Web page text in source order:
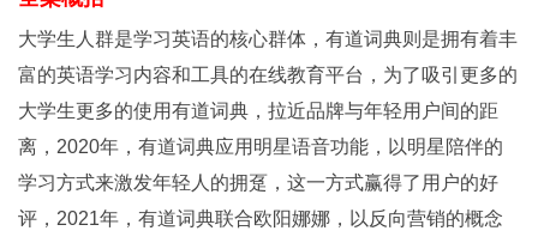
大学生人群是学习英语的核心群体，有道词典则是拥有着丰
富的英语学习内容和工具的在线教育平台，为了吸引更多的
大学生更多的使用有道词典，拉近品牌与年轻用户间的距
离，2020年，有道词典应用明星语⾳功能，以明星陪伴的
学习⽅式来激发年轻⼈的拥趸，这一方式赢得了用户的好
评，2021年，有道词典联合欧阳娜娜，以反向营销的概念